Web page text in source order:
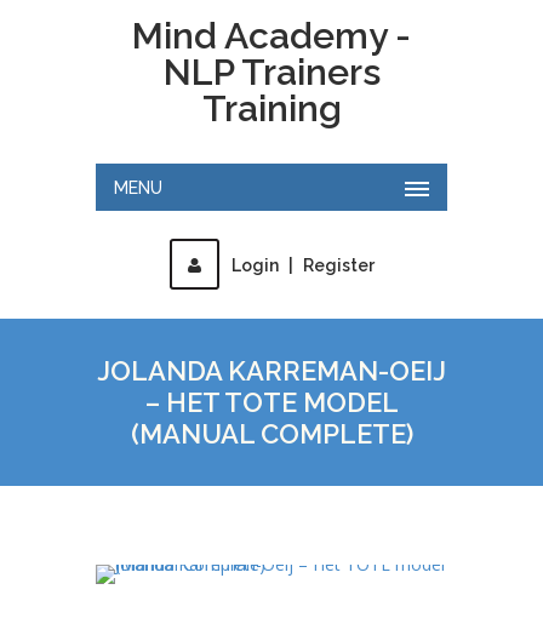
Mind Academy -
NLP Trainers
Training
MENU
Login Register
JOLANDA KARREMAN-OEIJ
– HET TOTE MODEL
(MANUAL COMPLETE)